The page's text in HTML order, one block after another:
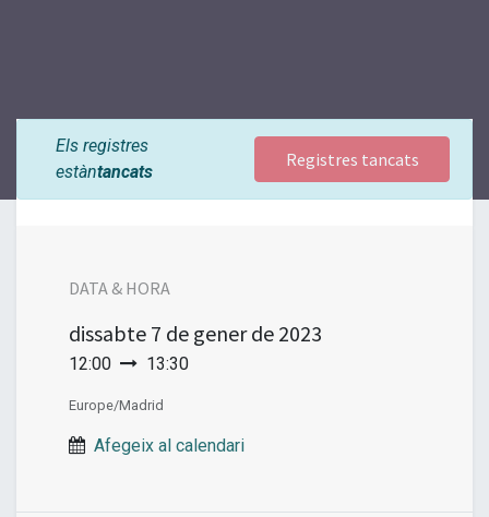
Els registres
estàntancats
Registres tancats
DATA & HORA
dissabte 7 de gener de 2023
12:00 13:30
Europe/Madrid
Afegeix al calendari